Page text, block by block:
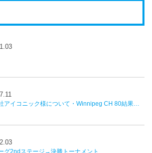
イコニック様について・Winnipeg CH 80結果並びに近況報告
グ2ndステージ→決勝トーナメント